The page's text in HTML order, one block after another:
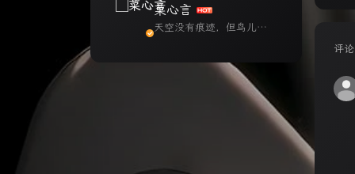
菜心言
天空没有痕迹，但鸟儿早
评论